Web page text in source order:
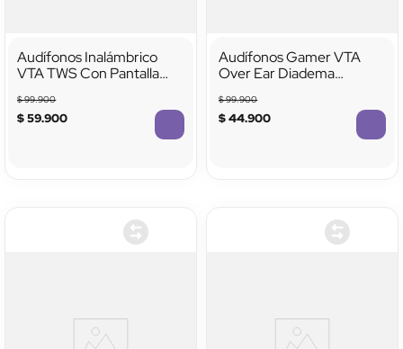
Audífonos Inalámbrico
VTA TWS Con Pantalla
Stick Negro
$99.900
$59.900
Audífonos Gamer VTA
Over Ear Diadema
$99.900
$44.900